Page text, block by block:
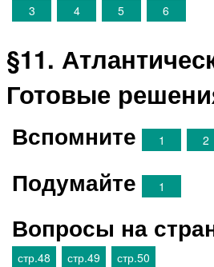
3
4 5 6
§11.
Готовые
Вспомните 1 2
Подумайте 1
Вопросы на
стр.48
стр.49 стр.50